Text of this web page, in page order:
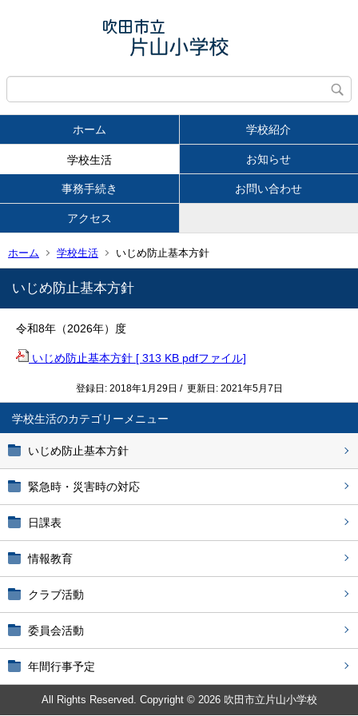
ホーム 学校紹介
学校生活 お知らせ
事務手続き お問い合わせ
アクセス
ホーム 学校生活 いじめ防止基本方針
学校生活
いじめ防止基本方針
緊急時・災害時の対応
日課表
情報教育
クラブ活動
委員会活動
年間行事予定
いじめ防止基本方針
令和8年（2026年）度
いじめ防止基本方針 [ 313 KB pdfファイル]
登録日: 2018年1月29日 / 更新日: 2021年5月7日
All Rights Reserved. Copyright © 2026 吹田市立片山小学校